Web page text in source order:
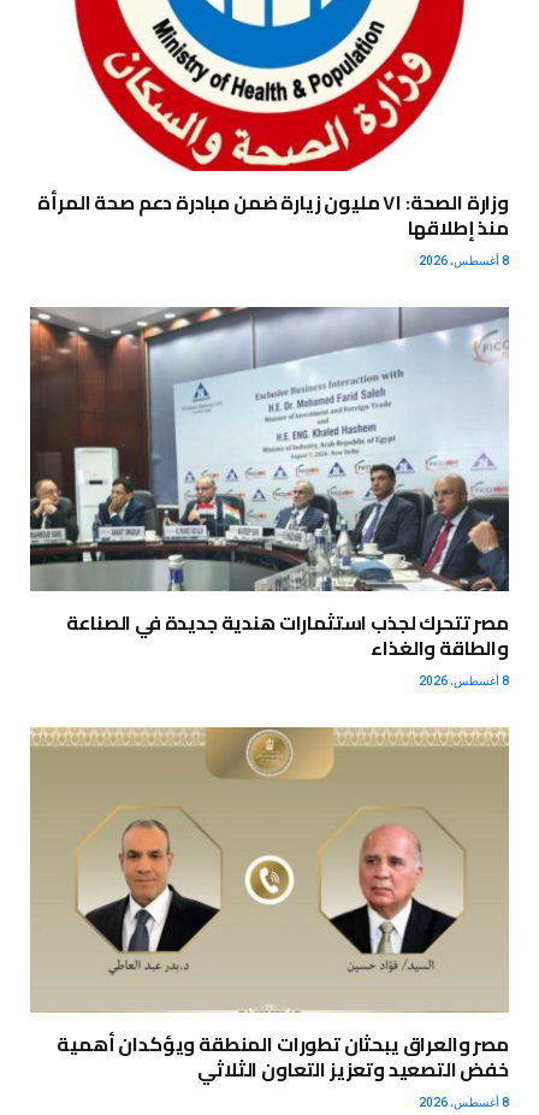
وزارة الصحة: ٧١ مليون زيارة ضمن مبادرة دعم صحة المرأة
منذ إطلاقها
8 أغسطس، 2026
مصر تتحرك لجذب استثمارات هندية جديدة في الصناعة
والطاقة والغذاء
8 أغسطس، 2026
مصر والعراق يبحثان تطورات المنطقة ويؤكدان أهمية
خفض التصعيد وتعزيز التعاون الثلاثي
8 أغسطس، 2026